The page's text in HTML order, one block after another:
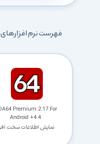
فهرست نرم
Premium 2.17 For
Android +4.4
نمایش اطلاعات سخت